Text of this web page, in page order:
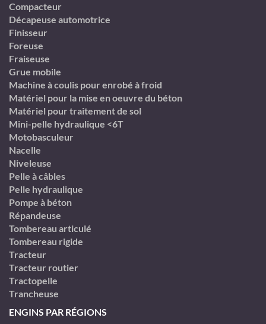
Compacteur
Décapeuse automotrice
Finisseur
Foreuse
Fraiseuse
Grue mobile
Machine à coulis pour enrobé à froid
Matériel pour la mise en oeuvre du béton
Matériel pour traitement de sol
Mini-pelle hydraulique <6T
Motobasculeur
Nacelle
Niveleuse
Pelle à câbles
Pelle hydraulique
Pompe à béton
Répandeuse
Tombereau articulé
Tombereau rigide
Tracteur
Tracteur routier
Tractopelle
Trancheuse
ENGINS PAR RÉGIONS